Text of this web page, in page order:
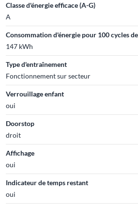
Classe d'énergie efficace (A-G)
A
Consommation d'énergie pour 100 cycles
147 kWh
Type d'entraînement
Fonctionnement sur secteur
Verrouillage enfant
oui
Doorstop
droit
Affichage
oui
Indicateur de temps restant
oui